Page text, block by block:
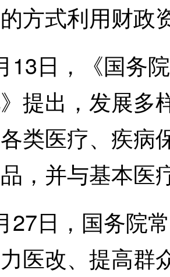
方式利用财政
日，《国务院
提出，发展多
类医疗、疾病
，并与基本医
日，国务院常
医改、提高群